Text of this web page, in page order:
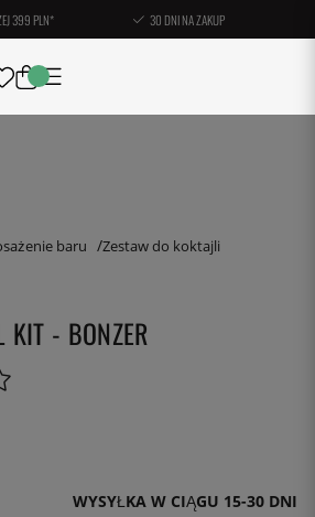
399 PLN* 30 DNI NA ZAKUP
baru Zestaw do koktajli
KIT - BONZER
WYSYŁKA W CIĄGU 15-30 DNI